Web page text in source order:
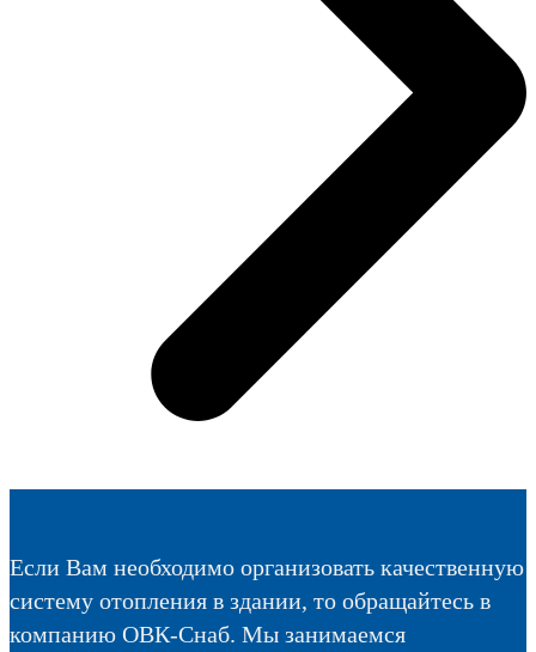
Если Вам необходимо организовать качественную
систему отопления в здании, то обращайтесь в
компанию ОВК-Снаб. Мы занимаемся